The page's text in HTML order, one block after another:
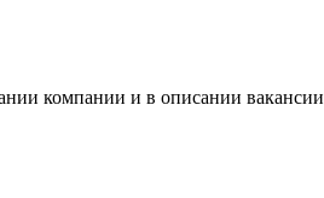
компании и в описании вакансии